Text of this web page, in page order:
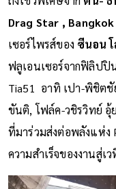
Drag Star ,
เซอร์ไพรส์ของ ซีนอน
ฟลูเอนเซอร์จากฟิลิปปิ
Tia51 อาทิ เปา-พิชิต
ขันติ, โฟล์ค-วชิรวิทย์ อุ้
ที่มาร่วมส่งต่อพลังแห่ง
ความสำเร็จของงานสู่เ